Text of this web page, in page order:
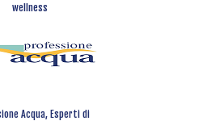
wellness
Acqua, Esperti di